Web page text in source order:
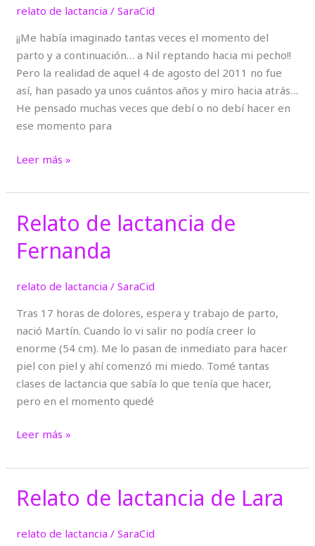
relato de lactancia /SaraCid
¡¡Me había imaginado tantas veces el momento del
parto y a continuación… a Nil reptando hacia mi pecho!!
Pero la realidad de aquel 4 de agosto del 2011 no fue
así, han pasado ya unos cuántos años y miro hacia atrás…
He pensado muchas veces que debí o no debí hacer en
ese momento para
Vanessa
Leer más »
Relato de lactancia de
Fernanda
relato de lactancia /SaraCid
Tras 17 horas de dolores, espera y trabajo de parto,
nació Martín. Cuando lo vi salir no podía creer lo
enorme (54 cm). Me lo pasan de inmediato para hacer
piel con piel y ahí comenzó mi miedo. Tomé tantas
clases de lactancia que sabía lo que tenía que hacer,
pero en el momento quedé
Relato
de
lactancia
Fernanda
Leer más »
Relato de lactancia de Lara
relato de lactancia /SaraCid
Relato
de
lactancia